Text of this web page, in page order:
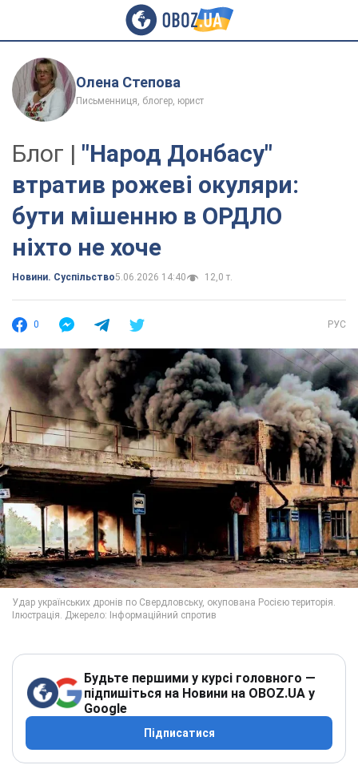
Олена Степова
Письменниця, блогер, юрист
Блог | "Народ Донбасу"
втратив рожеві окуляри:
бути мішенню в ОРДЛО
ніхто не хоче
Новини. Суспільство5.06.2026 14:40 12,0 т.
0 РУС
Будьте першими у курсі головного —
підпишіться на Новини на OBOZ.UA у
Google
Підписатися